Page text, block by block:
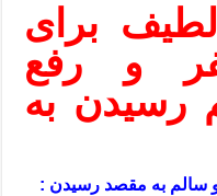
برای
و رفع
رسیدن به
سالم به مقصد رسیدن :